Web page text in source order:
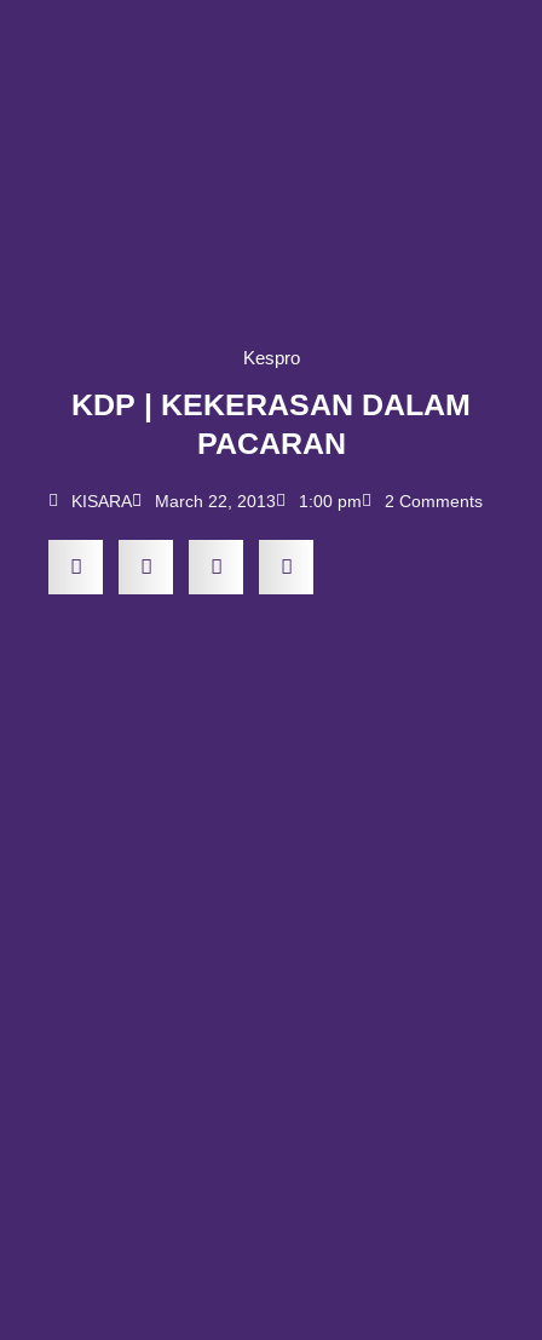
Kespro
KDP | KEKERASAN DALAM
PACARAN
KISARA March 22, 2013 1:00 pm 2 Comments